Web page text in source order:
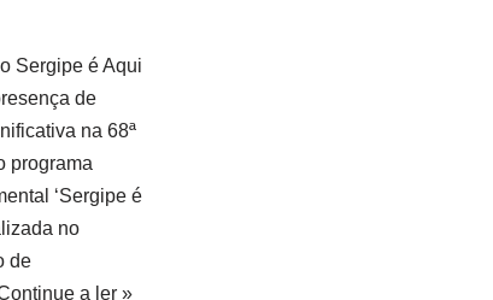
Sergipe é Aqui
de
na 68ª
programa
‘Sergipe é
no
de
a ler »